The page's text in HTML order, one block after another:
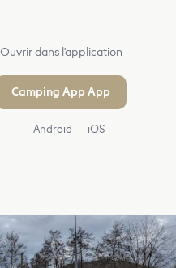
Ouvrir dans l'application
Camping App App
Android iOS